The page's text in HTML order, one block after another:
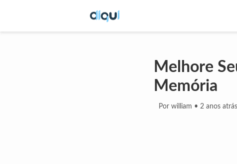
Melhore
Memória
Por william • 2 anos atrás